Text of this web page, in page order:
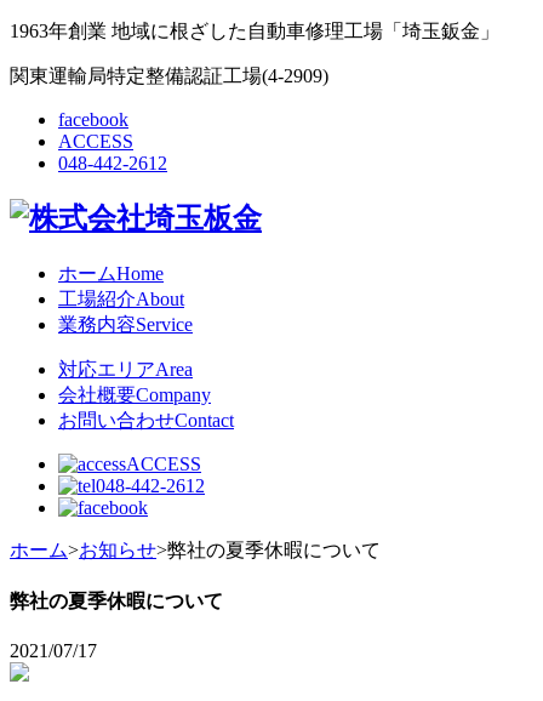
1963年創業 地域に根ざした自動車修理工場「埼玉鈑金」
関東運輸局特定整備認証工場(4-2909)
facebook
ACCESS
048-442-2612
ホームHome
工場紹介About
業務内容Service
対応エリアArea
会社概要Company
お問い合わせContact
ACCESS
048-442-2612
ホーム>お知らせ>弊社の夏季休暇について
弊社の夏季休暇について
2021/07/17